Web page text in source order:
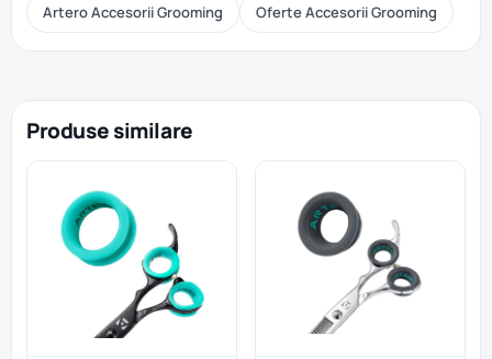
Artero Accesorii Grooming Oferte Accesorii Grooming
Produse similare